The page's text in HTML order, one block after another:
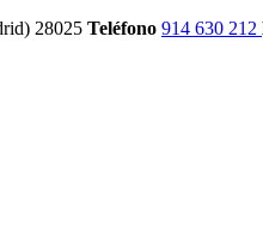
28025 Teléfono 914 630 212